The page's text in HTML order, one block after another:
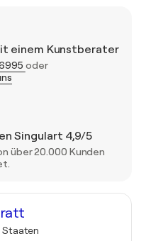
einem Kunstberater
oder
Singulart 4,9/5
über 20.000 Kunden
Staaten